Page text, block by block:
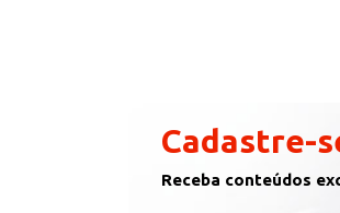
Cadastre-
Receba conteúdos